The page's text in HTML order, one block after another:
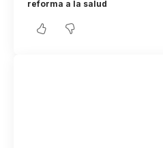
reforma a la salud